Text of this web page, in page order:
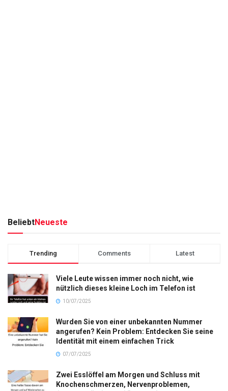
BeliebtNeueste
Trending Comments Latest
Viele Leute wissen immer noch nicht, wie
nützlich dieses kleine Loch im Telefon ist
10/07/2025
Wurden Sie von einer unbekannten Nummer
angerufen? Kein Problem: Entdecken Sie seine
Identität mit einem einfachen Trick
07/07/2025
Zwei Esslöffel am Morgen und Schluss mit
Knochenschmerzen, Nervenproblemen,